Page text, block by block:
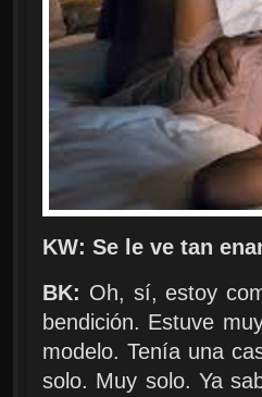
KW: Se le ve tan
BK: Oh, sí, estoy
bendición. Estuve
modelo. Tenía una
solo. Muy solo. Ya